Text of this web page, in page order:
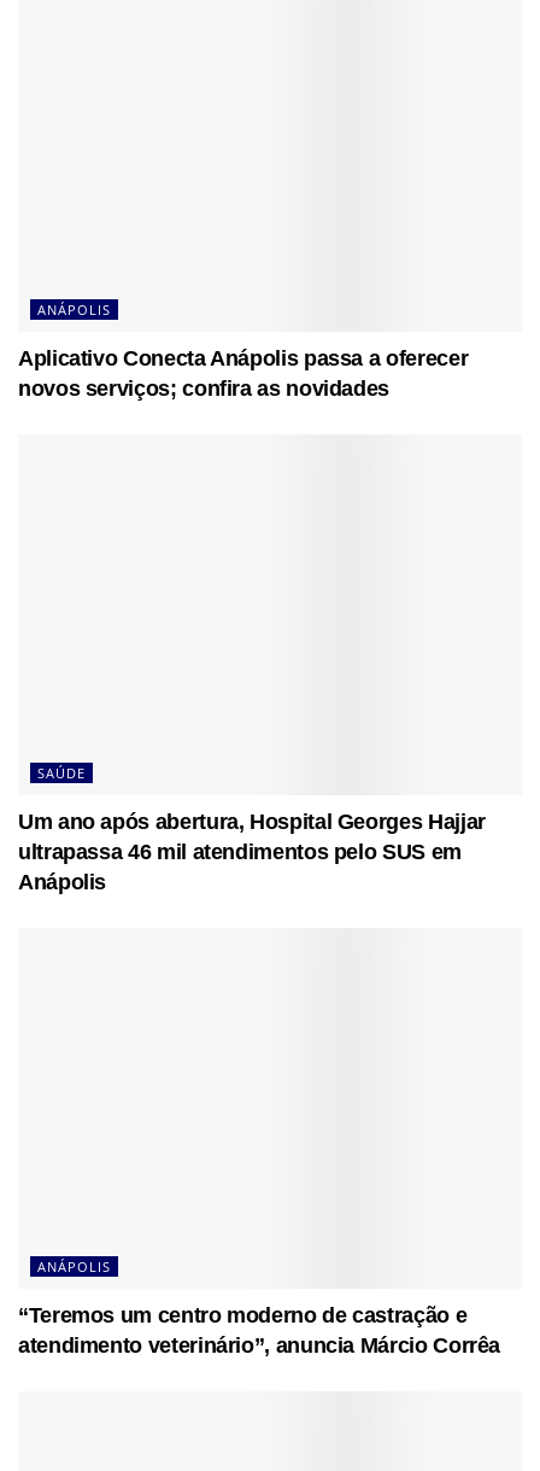
ANÁPOLIS
Aplicativo Conecta Anápolis passa a oferecer
novos serviços; confira as novidades
SAÚDE
Um ano após abertura, Hospital Georges Hajjar
ultrapassa 46 mil atendimentos pelo SUS em
Anápolis
ANÁPOLIS
“Teremos um centro moderno de castração e
atendimento veterinário”, anuncia Márcio Corrêa